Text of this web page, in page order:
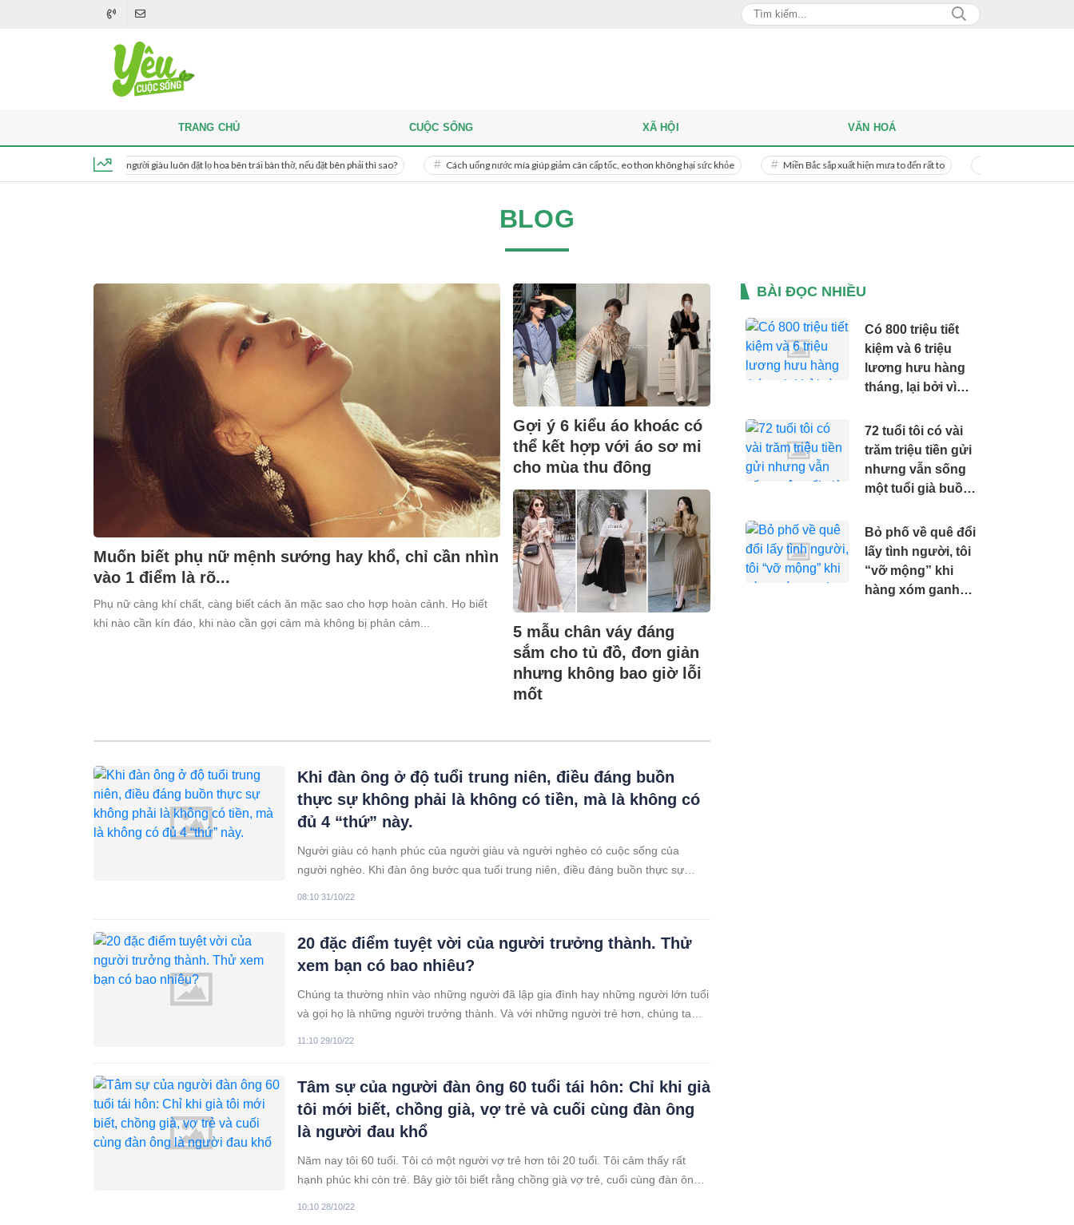
Khi thắp hương, người giàu luôn đặt lọ hoa bên trái bàn thờ, nếu đặt bên phải thì sao? Cách uống nước mía giúp giảm cân cấp tốc, eo thon không hại sức khỏe Miền Bắc sắp xuất hiện mưa to đến rất to Danh tính người phụ nữ bị
TRANG CHỦ CUỘC SỐNG XÃ HỘI VĂN HOÁ
BLOG
Muốn biết phụ nữ mệnh sướng hay khổ, chỉ cần nhìn
vào 1 điểm là rõ...
Phụ nữ càng khí chất, càng biết cách ăn mặc sao cho hợp hoàn cảnh. Họ biết
khi nào cần kín đáo, khi nào cần gợi cảm mà không bị phản cảm...
Gợi ý 6 kiểu áo khoác có
thể kết hợp với áo sơ mi
cho mùa thu đông
5 mẫu chân váy đáng
sắm cho tủ đồ, đơn giản
nhưng không bao giờ lỗi
mốt
Khi đàn ông ở độ tuổi trung niên, điều đáng buồn
thực sự không phải là không có tiền, mà là không có
đủ 4 “thứ” này.
Người giàu có hạnh phúc của người giàu và người nghèo có cuộc sống của
người nghèo. Khi đàn ông bước qua tuổi trung niên, điều đáng buồn thực sự
08:10 31/10/22
20 đặc điểm tuyệt vời của người trưởng thành. Thử
xem bạn có bao nhiêu?
Chúng ta thường nhìn vào những người đã lập gia đình hay những người lớn tuổi
và gọi họ là những người trưởng thành. Và với những người trẻ hơn, chúng ta
11:10 29/10/22
Tâm sự của người đàn ông 60 tuổi tái hôn: Chỉ khi già
tôi mới biết, chồng già, vợ trẻ và cuối cùng đàn ông
là người đau khổ
Năm nay tôi 60 tuổi. Tôi có một người vợ trẻ hơn tôi 20 tuổi. Tôi cảm thấy rất
hạnh phúc khi còn trẻ. Bây giờ tôi biết rằng chồng già vợ trẻ, cuối cùng đàn ông
10:10 28/10/22
BÀI ĐỌC NHIỀU
Có 800 triệu tiết
kiệm và 6 triệu
lương hưu hàng
tháng, lại bởi vì
miệng dẫn đến
lúc tuổi già vô
cùng thê thảm
72 tuổi tôi có vài
trăm triệu tiền gửi
nhưng vẫn sống
một tuổi già buồn
điều sai lầm này
khi còn trẻ
Bỏ phố về quê đổi
lấy tình người, tôi
“vỡ mộng” khi
hàng xóm ganh